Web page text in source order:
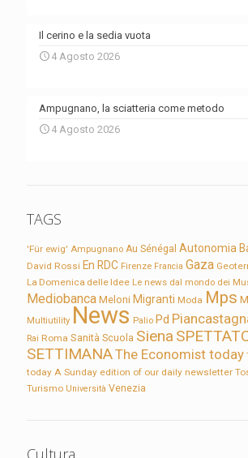
Il cerino e la sedia vuota
4 Agosto 2026
Ampugnano, la sciatteria come metodo
4 Agosto 2026
TAGS
'Für ewig' Ampugnano Au Sénégal Autonomia
David Rossi En RDC Firenze Francia Gaza
La Domenica delle Idee Le news dal mondo dei
Mediobanca Meloni Migranti Moda Mps
Multiutility News Palio Pd
Rai Roma Sanità Scuola Siena
SETTIMANAThe Economist today
today A Sunday edition of our daily newsletter
Turismo Università Venezia
Cultura